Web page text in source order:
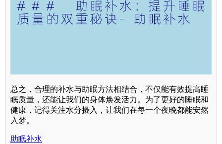
总之，合理的补水与助眠方法相结合，不仅能有效提高睡
眠质量，还能让我们的身体焕发活力。为了更好的睡眠和
健康，记得关注水分摄入，让我们在每一个夜晚都能安然
入梦。
助眠补水